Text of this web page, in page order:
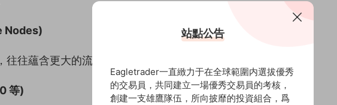
Nodes)
往蘊含更大的流動性密度。
等)
站點公告
Eagletrader一直緻力于在全球範圍内選拔優秀
的交易員，共同建立一場優秀交易員的考核，
創建一支雄鷹隊伍，所向披靡的投資組合，爲